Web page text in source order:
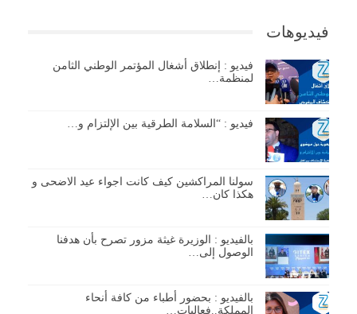
فيديوهات
فيديو : إنطلاق أشغال المؤتمر الوطني الثامن
لمنظمة…
فيديو : “السلامة الطرقية بين الإلتزام و…
سولنا المراكشين كيف كانت اجواء عيد الاضحى و
هكذا كان…
بالفيديو : الوزيرة غيثة مزور تصرح بأن هدفنا
الوصول إلى…
بالفيديو : بحضور أطباء من كافة أنحاء
المملكة..فعاليات…